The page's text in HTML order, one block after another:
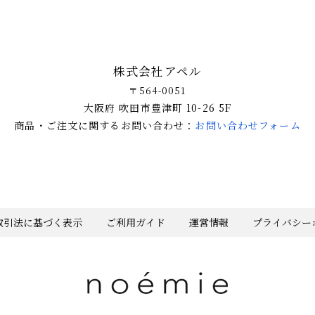
株式会社アペル
〒564-0051
大阪府 吹田市豊津町 10-26 5F
商品・ご注文に関するお問い合わせ： お問い合わせフォーム
引法に基づく表示 ご利用ガイド 運営情報 プライバシー